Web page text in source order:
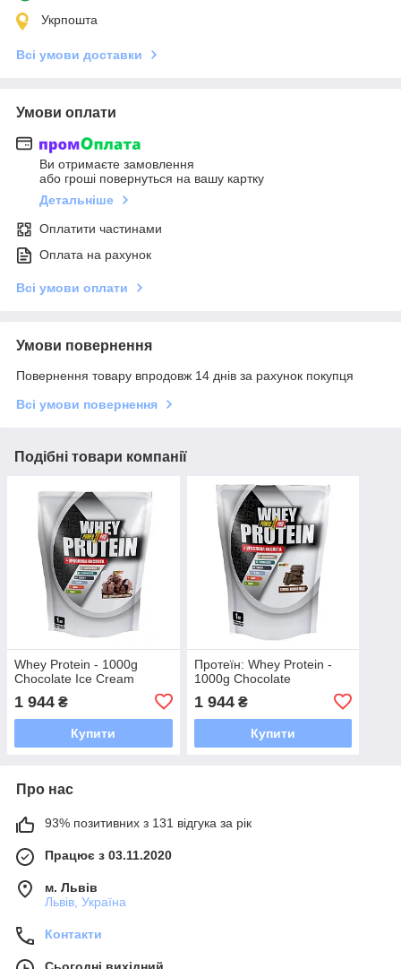
Укрпошта
Всі умови доставки
Умови оплати
Ви отримаєте замовлення
або гроші повернуться на вашу картку
Детальніше
Оплатити частинами
Оплата на рахунок
Всі умови оплати
Умови повернення
Повернення товару впродовж 14 днів за рахунок покупця
Всі умови повернення
Подібні товари компанії
Whey Protein - 1000g
Chocolate Ice Cream
1 944 ₴
Купити
Протеїн: Whey Protein -
1000g Chocolate
1 944₴
Купити
Про нас
93% позитивних з 131 відгука за рік
Працює з 03.11.2020
м. Львів
Львів, Україна
Контакти